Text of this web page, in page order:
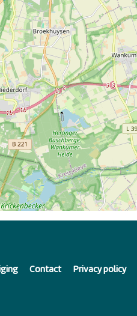
Contact Privacy policy